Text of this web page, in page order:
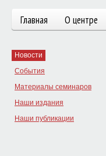
Главная О центре
Новости
События
Материалы семинаров
Наши издания
Наши публикации